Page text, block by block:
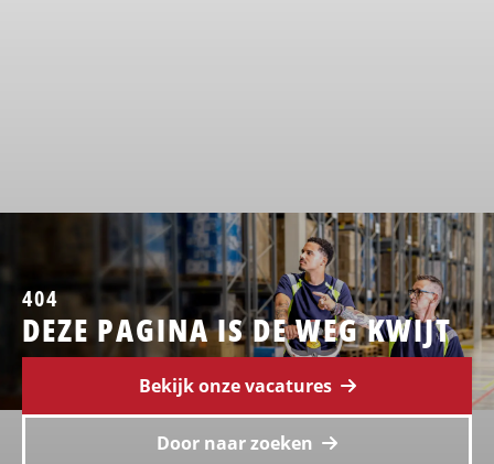
404
DEZE PAGINA IS DE WEG KWIJT
Bekijk onze vacatures
Door naar zoeken